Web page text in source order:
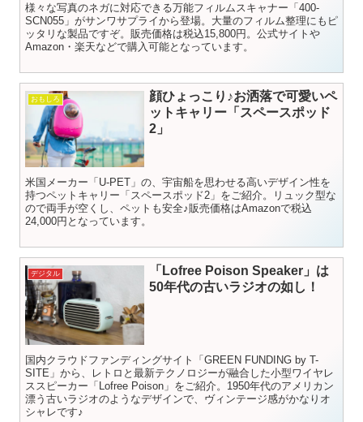
様々な写真のネガに対応できる万能フィルムスキャナー「400-
SCN055」がサンワサプライから登場。大量のフィルム整理にもピ
ッタリな製品ですぞ。販売価格は税込15,800円。公式サイトや
Amazon・楽天などで購入可能となっています。
おもしろ
顔ひょっこり♪お洒落で可愛いペ
ットキャリー「スペースポッド
2」
米国メーカー「U-PET」の、宇宙船を思わせる高いデザイン性を
持つペットキャリー「スペースポッド2」をご紹介。リュック型な
ので両手が空くし、ペットも安全♪販売価格はAmazonで税込
24,000円となっています。
デジタル
「Lofree Poison Speaker」は
50年代の古いラジオの如し！
国内クラウドファンディングサイト「GREEN FUNDING by T-
SITE」から、レトロと最新テクノロジーが融合した小型ワイヤレ
ススピーカー「Lofree Poison」をご紹介。1950年代のアメリカン
漂う古いラジオのようなデザインで、ヴィンテージ感がかなりオ
シャレです♪